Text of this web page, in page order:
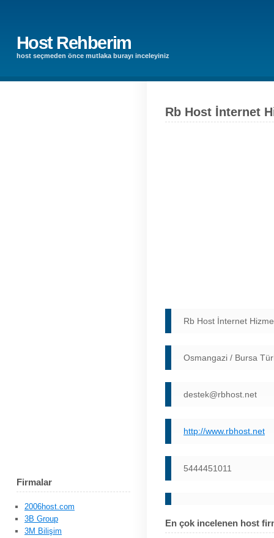
Host Rehberim
host seçmeden önce mutlaka burayı inceleyiniz
Rb Host İnternet
Rb Host İnternet
Osmangazi / Bursa
destek@rbhost.net
http://www.rbhost.net
5444451011
En çok incelenen host
Firmalar
2006host.com
3B Group
3M Bilişim